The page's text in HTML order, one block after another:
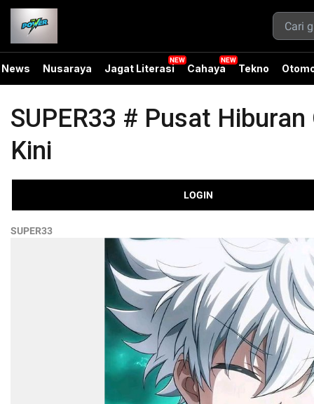
News Nusaraya Jagat Literasi Cahaya Tekno
SUPER33 # Pusat
Kini
LOGIN
SUPER33